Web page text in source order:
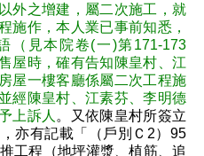
外之增建，屬二次施工，就
施作，本人業已事前知悉，
（見本院卷(一)第171-173
屋時，確有告知陳皇村、江
屋一樓客廳係屬二次工程施
經陳皇村、江素芬、李明德
上訴人 。又依陳皇村所簽立
亦有記載「（戶別Ｃ2）95
工程（地坪灌漿、植筋、追